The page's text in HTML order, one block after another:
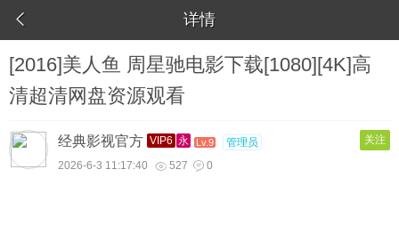
 详情
[2016]美人鱼 周星驰电影下载[1080][4K]高
清超清网盘资源观看
经典影视官方 VIP6 永 Lv.9 管理员 关注
2026-6-3 11:17:40  527  0